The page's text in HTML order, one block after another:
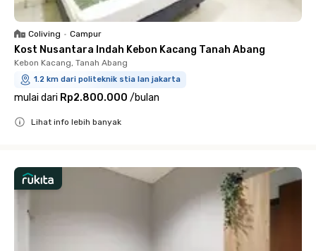
Coliving • Campur
Kost Nusantara Indah Kebon Kacang Tanah Abang
Kebon Kacang, Tanah Abang
1.2 km dari politeknik stia lan jakarta
mulai dari Rp2.800.000 /bulan
Lihat info lebih banyak